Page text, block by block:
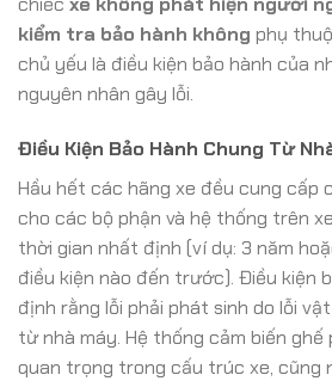
kiểm tra bảo hành không phụ
chủ yếu là điều kiện bảo hành của
nguyên nhân gây lỗi.
Điều Kiện Bảo Hành Chung Từ
Hầu hết các hãng xe đều cung cấp
cho các bộ phận và hệ thống trên
thời gian nhất định (ví dụ: 3 năm
điều kiện nào đến trước). Điều kiện
định rằng lỗi phải phát sinh do lỗi
từ nhà máy. Hệ thống cảm biến ghế
quan trọng trong cấu trúc xe, cũng